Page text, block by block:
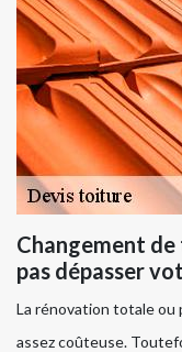
Changement
pas dépasser
La rénovation totale ou
assez coûteuse.